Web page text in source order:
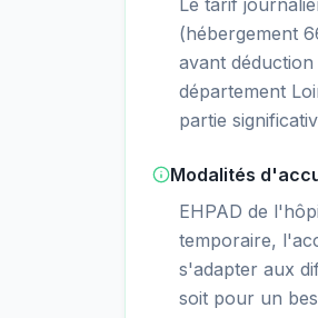
(hébergement
avant
département
partie
Modalités
EHPAD de
temporaire,
s'adapter aux
soit pour un